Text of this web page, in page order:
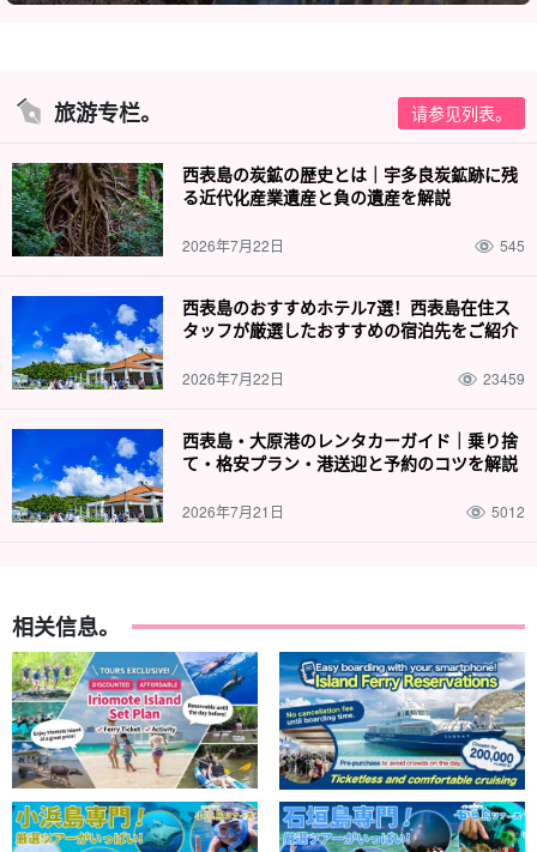
导游都是水上救生员资格。 我们有我们会缓慢而仔细地为您讲解，
因此欢迎小孩子和游泳水平较差的人加入我们！
旅游专栏。 请参见列表。
西表島の炭鉱の歴史とは｜宇多良炭鉱跡に残
る近代化産業遺産と負の遺産を解説
2026年7月22日 545
西表島のおすすめホテル7選！西表島在住ス
タッフが厳選したおすすめの宿泊先をご紹介
2026年7月22日 23459
西表島・大原港のレンタカーガイド｜乗り捨
て・格安プラン・港送迎と予約のコツを解説
2026年7月21日 5012
相关信息。